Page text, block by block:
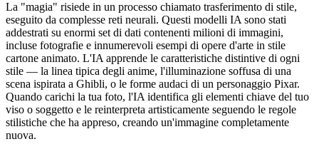
La "magia" risiede in un processo chiamato trasferimento di stile,
eseguito da complesse reti neurali. Questi modelli IA sono stati
addestrati su enormi set di dati contenenti milioni di immagini,
incluse fotografie e innumerevoli esempi di opere d'arte in stile
cartone animato. L'IA apprende le caratteristiche distintive di ogni
stile — la linea tipica degli anime, l'illuminazione soffusa di una
scena ispirata a Ghibli, o le forme audaci di un personaggio Pixar.
Quando carichi la tua foto, l'IA identifica gli elementi chiave del tuo
viso o soggetto e le reinterpreta artisticamente seguendo le regole
stilistiche che ha appreso, creando un'immagine completamente
nuova.